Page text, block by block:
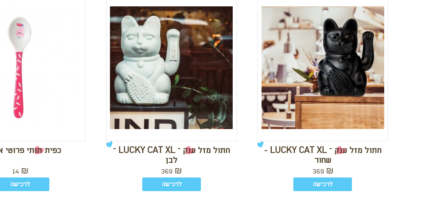
חתול מזל ענק – LUCKY CAT XL -
שחור
369 ₪
לרכישה
חתול מזל ענק – LUCKY CAT XL –
לבן
369 ₪
לרכישה
כפית תותי פרוטי
14 ₪
לרכישה